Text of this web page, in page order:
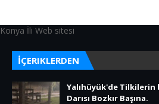
Konya İli Web sitesi
İÇERIKLERDEN
Yalıhüyük'de Tilkilerin
Darısı Bozkır Başına.